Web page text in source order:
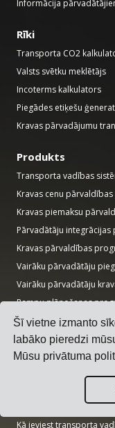
Šī vietne izmanto
labāko pieredzi
Mūsu privātuma
Informācija
Rīki
Transporta CO2
Valsts svētku meklētājs
Incoterms kalkulators
Piegādes etiķešu
Kravas pārvadājumu
Produkts
Transporta vadības
Kravas cenu
Kravas piemaksu
Pārvadātāju
Kravas pārvaldības
Vairāku pārvadātāju
Vairāku pārvadātāju
Rampu plānošanas
Loģistikas nodaļas
Ceļveži
17 labākās transporta
Kā izvēlēties vairāku
Kā veikt vienkāršu
Kā ieviest transporta